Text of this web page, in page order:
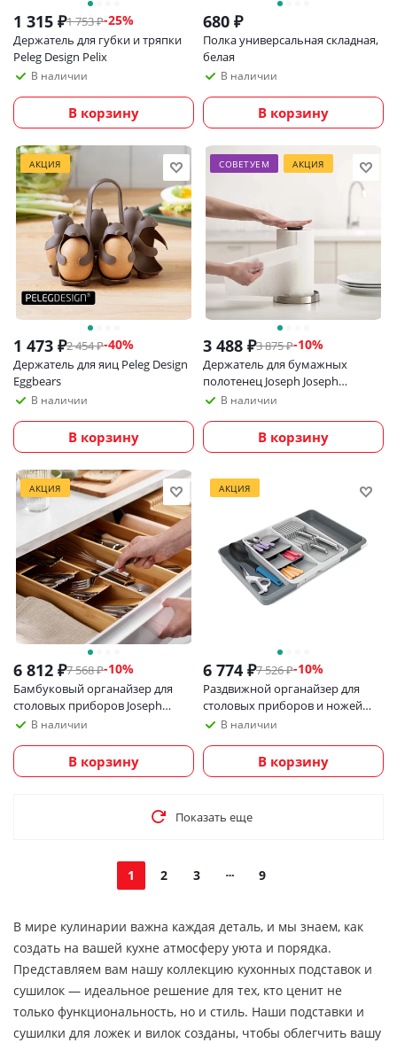
1 315 ₽1 753₽-25%
Держатель для губки и тряпки
Peleg Design Pelix
В наличии
В корзину
680 ₽
Полка универсальная складная,
белая
В наличии
В корзину
АКЦИЯ
1 473 ₽2 454₽-40%
Держатель для яиц Peleg Design
Eggbears
В наличии
В корзину
СОВЕТУЕМ АКЦИЯ
3 488 ₽3 875₽-10%
Держатель для бумажных
полотенец Joseph Joseph
Push&Tear
В наличии
В корзину
АКЦИЯ
6 812 ₽7 568₽-10%
Бамбуковый органайзер для
столовых приборов Joseph
Joseph DrawerStore
В наличии
В корзину
АКЦИЯ
6 774 ₽7 526₽-10%
Раздвижной органайзер для
столовых приборов и ножей
Joseph Joseph DrawerStore
В наличии
В корзину
Показать еще
1 2 3 9
В мире кулинарии важна каждая деталь, и мы знаем, как
создать на вашей кухне атмосферу уюта и порядка.
Представляем вам нашу коллекцию кухонных подставок и
сушилок — идеальное решение для тех, кто ценит не
только функциональность, но и стиль. Наши подставки и
сушилки для ложек и вилок созданы, чтобы облегчить вашу